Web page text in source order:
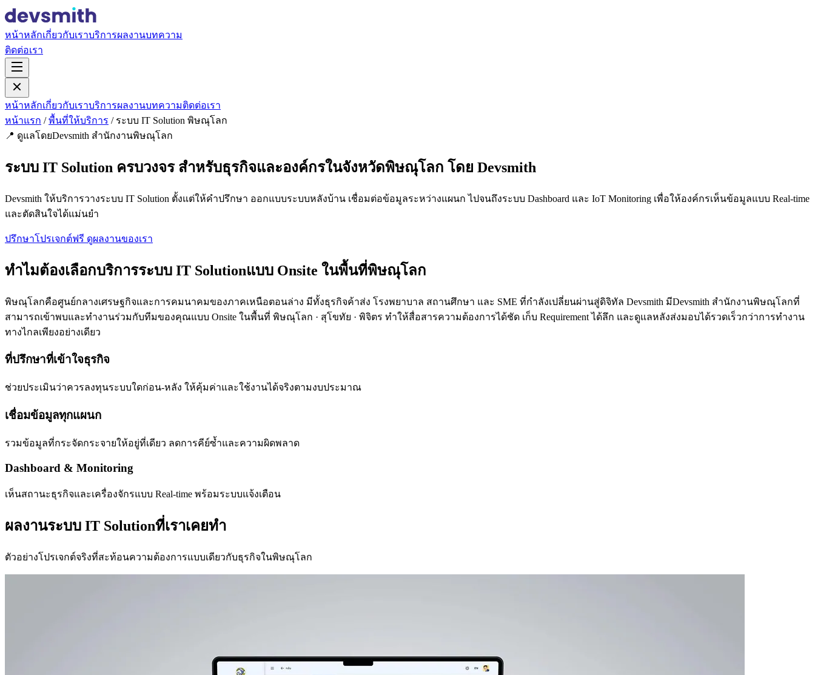
หน้าหลักเกี่ยวกับเราบริการผลงานบทความ
ติดต่อเรา
หน้าหลักเกี่ยวกับเราบริการผลงานบทความติดต่อเรา
หน้าแรก / พื้นที่ให้บริการ / ระบบ IT Solution พิษณุโลก
📍 ดูแลโดยDevsmith สำนักงานพิษณุโลก
ระบบ IT Solution ครบวงจร สำหรับธุรกิจและองค์กรในจังหวัดพิษณุโลก โดย Devsmith
Devsmith ให้บริการวางระบบ IT Solution ตั้งแต่ให้คำปรึกษา ออกแบบระบบหลังบ้าน เชื่อมต่อข้อมูลระหว่างแผนก ไปจนถึงระบบ Dashboard และ IoT Monitoring เพื่อให้องค์กรเห็นข้อมูลแบบ Real-time
และตัดสินใจได้แม่นยำ
ปรึกษาโปรเจกต์ฟรี ดูผลงานของเรา
ทำไมต้องเลือกบริการระบบ IT Solutionแบบ Onsite ในพื้นที่พิษณุโลก
พิษณุโลกคือศูนย์กลางเศรษฐกิจและการคมนาคมของภาคเหนือตอนล่าง มีทั้งธุรกิจค้าส่ง โรงพยาบาล สถานศึกษา และ SME ที่กำลังเปลี่ยนผ่านสู่ดิจิทัล Devsmith มีDevsmith สำนักงานพิษณุโลกที่
สามารถเข้าพบและทำงานร่วมกับทีมของคุณแบบ Onsite ในพื้นที่ พิษณุโลก · สุโขทัย · พิจิตร ทำให้สื่อสารความต้องการได้ชัด เก็บ Requirement ได้ลึก และดูแลหลังส่งมอบได้รวดเร็วกว่าการทำงาน
ทางไกลเพียงอย่างเดียว
ที่ปรึกษาที่เข้าใจธุรกิจ
ช่วยประเมินว่าควรลงทุนระบบใดก่อน-หลัง ให้คุ้มค่าและใช้งานได้จริงตามงบประมาณ
เชื่อมข้อมูลทุกแผนก
รวมข้อมูลที่กระจัดกระจายให้อยู่ที่เดียว ลดการคีย์ซ้ำและความผิดพลาด
Dashboard & Monitoring
เห็นสถานะธุรกิจและเครื่องจักรแบบ Real-time พร้อมระบบแจ้งเตือน
ผลงานระบบ IT Solutionที่เราเคยทำ
ตัวอย่างโปรเจกต์จริงที่สะท้อนความต้องการแบบเดียวกับธุรกิจในพิษณุโลก